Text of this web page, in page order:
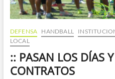
DEFENSA HANDBALL
LOCAL
:: PASAN LOS DÍAS
CONTRATOS